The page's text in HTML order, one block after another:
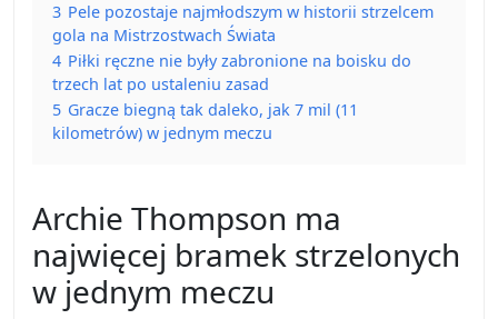
3 Pele pozostaje najmłodszym w historii strzelcem
gola na Mistrzostwach Świata
4 Piłki ręczne nie były zabronione na boisku do
trzech lat po ustaleniu zasad
5 Gracze biegną tak daleko, jak 7 mil (11
kilometrów) w jednym meczu
Archie Thompson ma
najwięcej bramek strzelonych
w jednym meczu